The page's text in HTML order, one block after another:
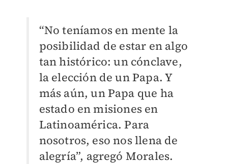
“No teníamos en mente la
posibilidad de estar en algo
tan histórico: un cónclave,
la elección de un Papa. Y
más aún, un Papa que ha
estado en misiones en
Latinoamérica. Para
nosotros, eso nos llena de
alegría”, agregó Morales.